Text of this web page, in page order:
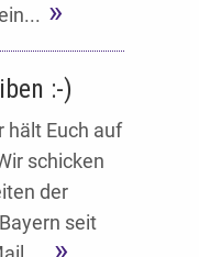
:-)
hält Euch auf
schicken
der
seit